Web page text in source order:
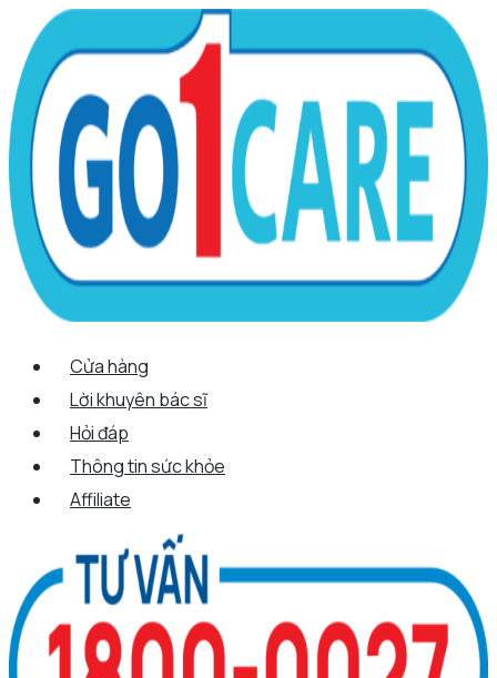
nội
dung
Menu
Cửa hàng
Lời khuyên bác sĩ
Hỏi đáp
Thông tin sức khỏe
Affiliate
Tên*
Email*
Trang
web
Scroll
Up